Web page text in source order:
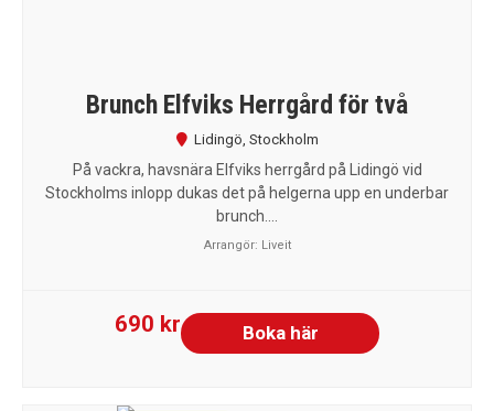
Brunch Elfviks Herrgård för två
Lidingö Stockholm
På vackra, havsnära Elfviks herrgård på Lidingö vid
Stockholms inlopp dukas det på helgerna upp en underbar
brunch....
Arrangör: Liveit
690 kr Boka här